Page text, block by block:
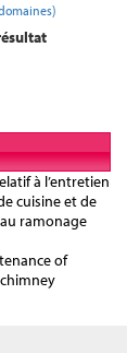
à l’entretien
cuisine et de
ramonage
of